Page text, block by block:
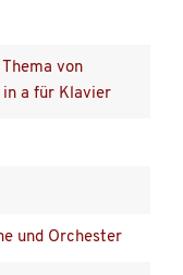
von
a für Klavier
und Orchester